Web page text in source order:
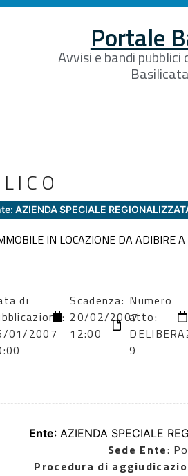
Portale
Avvisi e bandi pubblici
Basilicata
AZIENDA SPECIALE
IN LOCAZIONE DA ADIBIRE
di
01/2007
Scadenza:
20/02/2007
12:00
Numero
atto:
9
Ente: AZIENDA SPECIALE
Sede Ente:
Procedura di